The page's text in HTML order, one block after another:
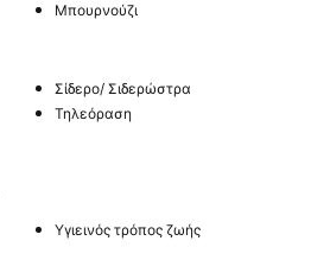
Μπουρνούζι
Σίδερο/ Σιδερώστρα
Τηλεόραση
Υγιεινός τρόπος ζωής